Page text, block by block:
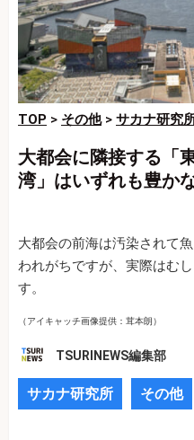
TOP > その他> サカナ研究
大都会に隣接する「
湾」はいずれも豊か
大都会の前海は汚染されて
われがちですが、実際はむ
す。
（アイキャッチ画像提供：茸本朗）
TSURINEWS編集部
サカナ研究所 その他